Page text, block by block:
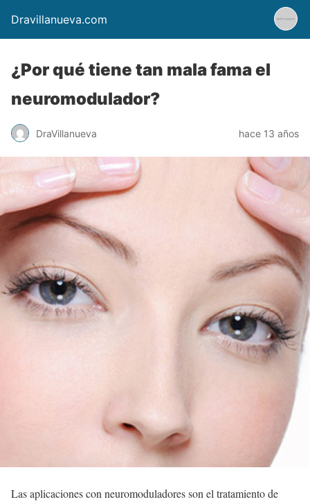
Dravillanueva.com
¿Por qué tiene tan mala fama el
neuromodulador?
DraVillanueva hace 13 años
Las aplicaciones con neuromoduladores son el tratamiento de